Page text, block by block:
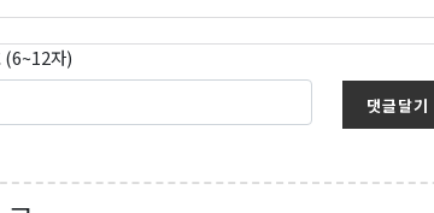
(6~12자)
댓글달기
오레곤 한인 사회 정보를 받아